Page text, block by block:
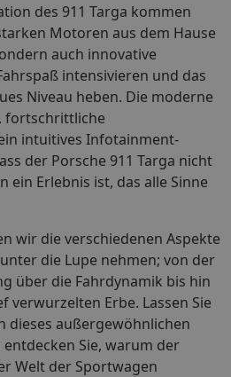
des 911 Targa kommen
Motoren aus dem Hause
auch innovative
intensivieren und das
Niveau heben. Die moderne
fortschrittliche
intuitives Infotainment-
der Porsche 911 Targa nicht
ein Erlebnis ist, das alle Sinne
wir die verschiedenen Aspekte
die Lupe nehmen; von der
über die Fahrdynamik bis hin
verwurzelten Erbe. Lassen Sie
dieses außergewöhnlichen
Sie, warum der
Welt der Sportwagen